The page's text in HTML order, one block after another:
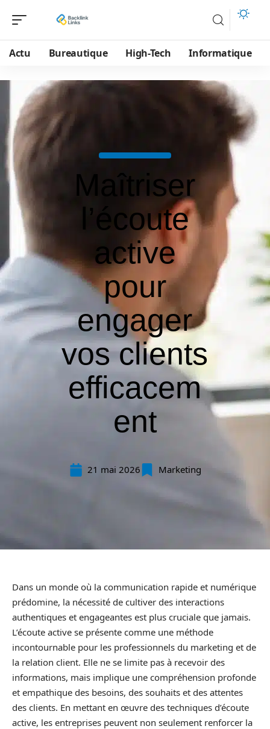
Actu Bureautique High-Tech Informatique
Maîtriser
l’écoute
active
pour
engager
vos clients
efficacem
ent
21 mai 2026 Marketing
Dans un monde où la communication rapide et numérique
prédomine, la nécessité de cultiver des interactions
authentiques et engageantes est plus cruciale que jamais.
L’écoute active se présente comme une méthode
incontournable pour les professionnels du marketing et de
la relation client. Elle ne se limite pas à recevoir des
informations, mais implique une compréhension profonde
et empathique des besoins, des souhaits et des attentes
des clients. En mettant en œuvre des techniques d’écoute
active, les entreprises peuvent non seulement renforcer la